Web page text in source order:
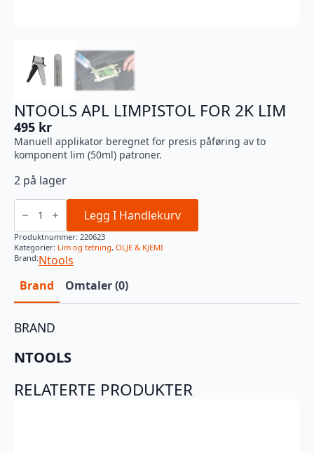
NTOOLS APL LIMPISTOL FOR 2K LIM
495 kr
Manuell applikator beregnet for presis påføring av to
komponent lim (50ml) patroner.
2 på lager
NTools
APL
Limpistol
For
2K
Lim
antall
Legg I Handlekurv
Produktnummer: 220623
Kategorier: Lim og tetning, OLJE & KJEMI
Brand:Ntools
Brand
Omtaler (0)
BRAND
NTOOLS
RELATERTE PRODUKTER